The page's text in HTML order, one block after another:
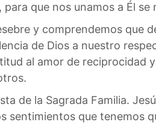
que nos unamos a Él
y comprendemos que
de Dios a nuestro
al amor de reciprocidad
de la Sagrada Familia.
sentimientos que tenemos